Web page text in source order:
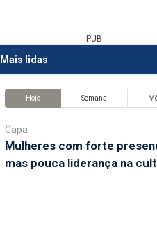
PUB
Mais lidas
Hoje Semana
Capa
Mulheres com forte
mas pouca liderança na